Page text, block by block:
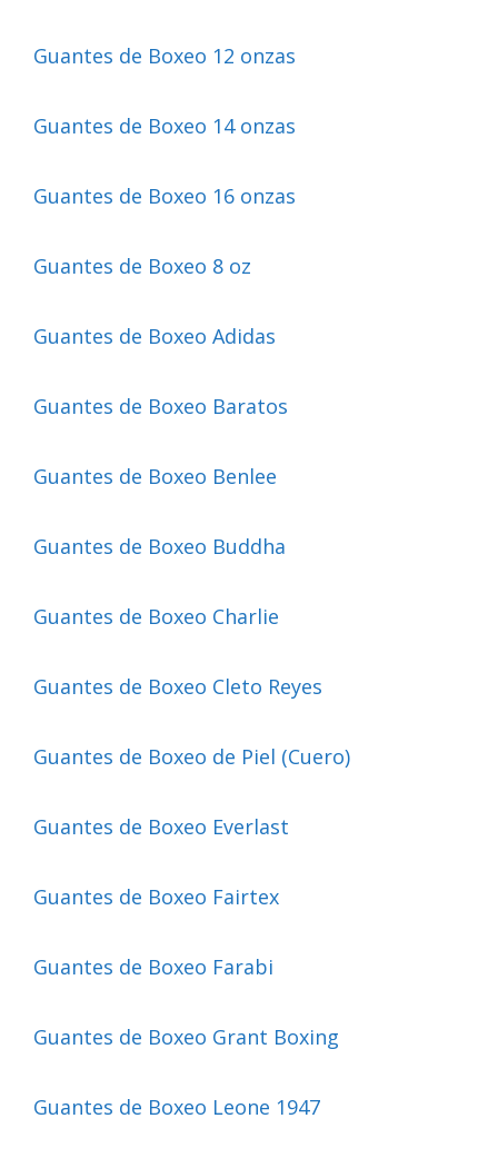
Guantes de Boxeo 12 onzas
Guantes de Boxeo 14 onzas
Guantes de Boxeo 16 onzas
Guantes de Boxeo 8 oz
Guantes de Boxeo Adidas
Guantes de Boxeo Baratos
Guantes de Boxeo Benlee
Guantes de Boxeo Buddha
Guantes de Boxeo Charlie
Guantes de Boxeo Cleto Reyes
Guantes de Boxeo de Piel (Cuero)
Guantes de Boxeo Everlast
Guantes de Boxeo Fairtex
Guantes de Boxeo Farabi
Guantes de Boxeo Grant Boxing
Guantes de Boxeo Leone 1947